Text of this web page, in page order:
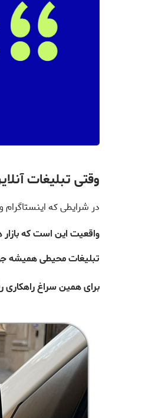
وقتی تبلیغات
در شرایطی که
واقعیت این است که
تبلیغات محیطی همیشه
برای همین سراغ راهکاری